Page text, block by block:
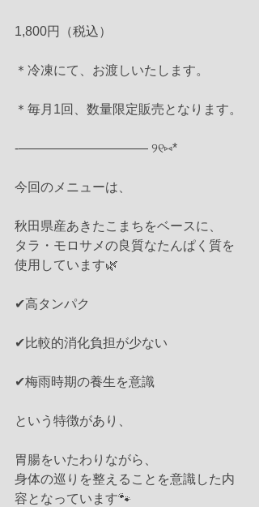
1,800円（税込）
＊冷凍にて、お渡しいたします。
＊毎月1回、数量限定販売となります。
-—————————— ୨୧⑅*
今回のメニューは、
秋田県産あきたこまちをベースに、
タラ・モロサメの良質なたんぱく質を
使用しています🌿
✔︎高タンパク
✔︎比較的消化負担が少ない
✔︎梅雨時期の養生を意識
という特徴があり、
胃腸をいたわりながら、
身体の巡りを整えることを意識した内
容となっています🐾